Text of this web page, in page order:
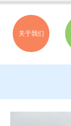
关于我们